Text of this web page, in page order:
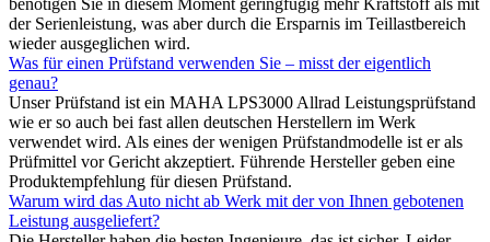
benötigen Sie in diesem Moment geringfügig mehr Kraftstoff als mit
der Serienleistung, was aber durch die Ersparnis im Teillastbereich
wieder ausgeglichen wird.
Was für einen Prüfstand verwenden Sie – misst der eigentlich
genau?
Unser Prüfstand ist ein MAHA LPS3000 Allrad Leistungsprüfstand
wie er so auch bei fast allen deutschen Herstellern im Werk
verwendet wird. Als eines der wenigen Prüfstandmodelle ist er als
Prüfmittel vor Gericht akzeptiert. Führende Hersteller geben eine
Produktempfehlung für diesen Prüfstand.
Warum wird das Auto nicht ab Werk mit der von Ihnen gebotenen
Leistung ausgeliefert?